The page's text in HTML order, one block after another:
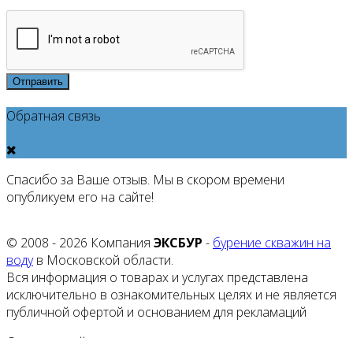
Отправить
Обратная связь
Спасибо за Ваше отзыв. Мы в скором времени
опубликуем его на сайте!
© 2008 - 2026 Компания ЭКСБУР - бурение скважин на
водув Московской области.
Вся информация о товарах и услугах представлена
исключительно в ознакомительных целях и не является
публичной офертой и основанием для рекламаций